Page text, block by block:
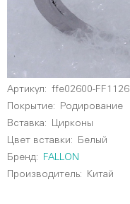
Артикул:
ffe02600-FF1126
Покрытие: Родирование
Вставка: Цирконы
Цвет вставки:
Белый
Бренд:
FALLON
Производитель: Китай